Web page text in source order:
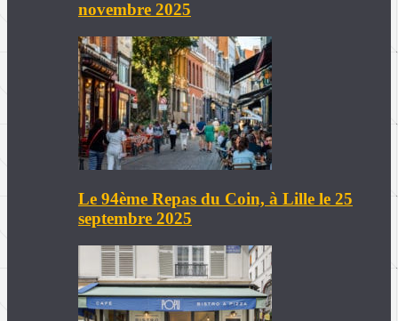
novembre 2025
Le 94ème Repas du Coin, à Lille le 25
septembre 2025